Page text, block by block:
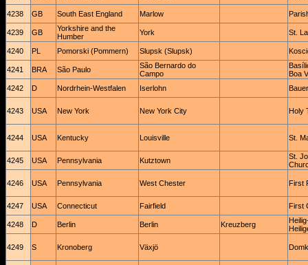
4238 GB South East England Marlow
4239 GB
Yorkshire and the
Humber
York St.
4240 PL Pomorski (Pommern) Slupsk (Slupsk)
4241 BRA São Paulo
São Bernardo do
Campo
Boa
4242
D Nordrhein-Westfalen Iserlohn
4243 USA New York New York City Holy
4244 USA Kentucky Louisville St.
4245 USA Pennsylvania Kutztown
St.
4246 USA Pennsylvania West Chester First
4247 USA Connecticut Fairfield First
4248 D Berlin Berlin Kreuzberg
4249 S Kronoberg Växjö